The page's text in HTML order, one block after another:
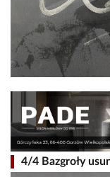
4/4 Bazgroły